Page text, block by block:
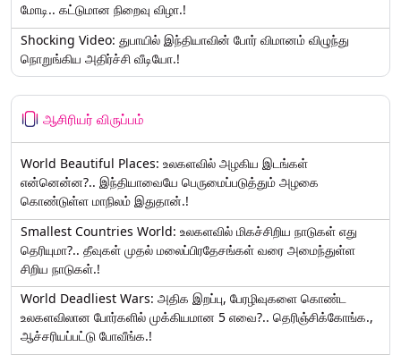
மோடி.. கட்டுமான நிறைவு விழா.!
Shocking Video: துபாயில் இந்தியாவின் போர் விமானம் விழுந்து
நொறுங்கிய அதிர்ச்சி வீடியோ.!
ஆசிரியர் விருப்பம்
World Beautiful Places: உலகளவில் அழகிய இடங்கள்
என்னென்ன?.. இந்தியாவையே பெருமைப்படுத்தும் அழகை
கொண்டுள்ள மாநிலம் இதுதான்.!
Smallest Countries World: உலகளவில் மிகச்சிறிய நாடுகள் எது
தெரியுமா?.. தீவுகள் முதல் மலைப்பிரதேசங்கள் வரை அமைந்துள்ள
சிறிய நாடுகள்.!
World Deadliest Wars: அதிக இறப்பு, பேரழிவுகளை கொண்ட
உலகளவிலான போர்களில் முக்கியமான 5 எவை?.. தெரிஞ்சிக்கோங்க.,
ஆச்சரியப்பட்டு போவீங்க.!